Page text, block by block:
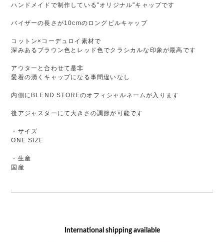
ハンドメイドで制作している"オリジナル"キャップです
バイザーの長さが10cmのロングビルキャップ
コットン×コーデュロイ素材で
深みあるブラウン色とレッド色でクラシカルな印象が最高です
アウターと合わせて是非
愛着の湧くキャップになる事間違いなし
内側にBLEND STOREのオフィシャルネームが入ります
後アジャスターにて大きさの調節が可能です
・サイズ
ONE SIZE
・生産
国産
International shipping available